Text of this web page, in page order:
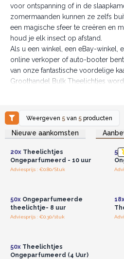
voor ontspanning of in de
zomermaanden kunnen ze zelfs
een magische sfeer te creëren en
houd je elk insect op afstand.
Als u een winkel, een eBay-winkel,
online verkoper of auto-booter
van onze fantastische voordelige
Groothandel Bulk Theelichtjes
met alleen de beste kwaliteit
NB:
Lees voor gebruik het etiket.
Koop vandaag om herhaalde
Weergeven 5 van 5 producten
Nieuwe aankomsten
Log in of registreer u voor
groothandelsprijzen.
20xTheelichtjes
Ongeparfumeerd - 10 uur
Adviesprijs : €0.80/Stuk
50xOngeparfumeerde
theelichtje- 8 uur
Adviesprijs : €0.30/stuk
50xTheelichtjes
Ongeparfumeerd (4 Uur)